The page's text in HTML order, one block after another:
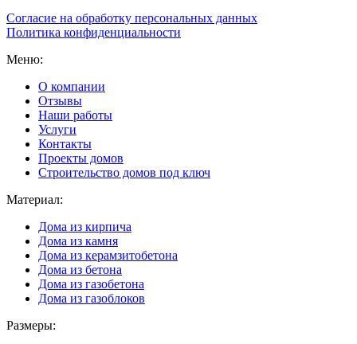
Согласие на обработку персональных данных
Политика конфиденциальности
Меню:
О компании
Отзывы
Наши работы
Услуги
Контакты
Проекты домов
Строительство домов под ключ
Материал:
Дома из кирпича
Дома из камня
Дома из керамзитобетона
Дома из бетона
Дома из газобетона
Дома из газоблоков
Размеры: